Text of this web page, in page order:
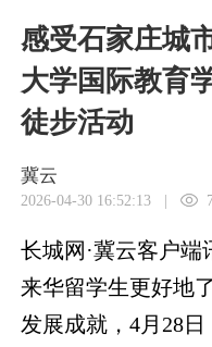
感受石家庄城
大学国际教育
徒步活动
冀云
2026-04-30 16:52:13 |
长城网·冀云客户
来华留学生更好地
发展成就，4月28